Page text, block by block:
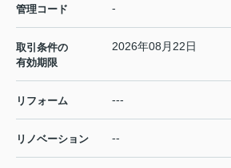
管理コード -
取引条件の
有効期限
2026年08月22日
リフォーム ---
リノベーション --